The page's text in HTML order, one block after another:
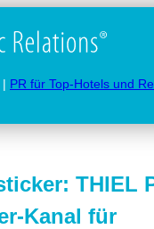
| PR für Top-Hotels und
THIEL
Kanal für